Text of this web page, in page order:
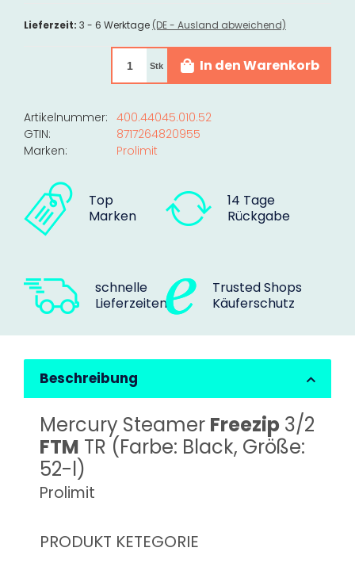
Lieferzeit: 3 - 6 Werktage (DE - Ausland abweichend)
Stk In den Warenkorb
Artikelnummer: 400.44045.010.52
GTIN:
8717264820955
Marken:
Prolimit
Top
Marken
14 Tage
Rückgabe
schnelle
Lieferzeiten
Trusted Shops
Käuferschutz
Beschreibung
Mercury Steamer Freezip 3/2
FTM TR (Farbe: Black, Größe:
52-l)
Prolimit
PRODUKT KETEGORIE